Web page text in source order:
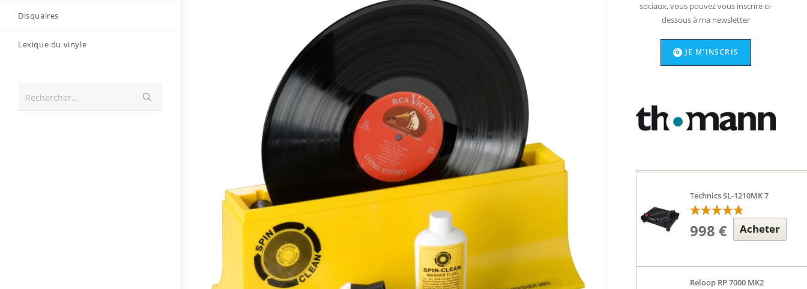
Disquaires
Lexique du vinyle
Rechercher…
la
sociaux, vous pouvez vous inscrire ci-
dessous à ma newsletter
JE M'INSCRIS
Technics SL-1210MK 7
998 € Acheter
Reloop RP 7000 MK2